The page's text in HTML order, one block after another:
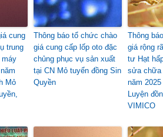
cung
trung
máy
Mỏ
Thông báo tổ chức chào
giá cung cấp lốp oto đặc
chủng phục vụ sản xuất
tại CN Mỏ tuyển đồng Sin
Quyền
Thông
giá rộng
tư Hạt
sửa chữa
năm
Luyện
VIMICO